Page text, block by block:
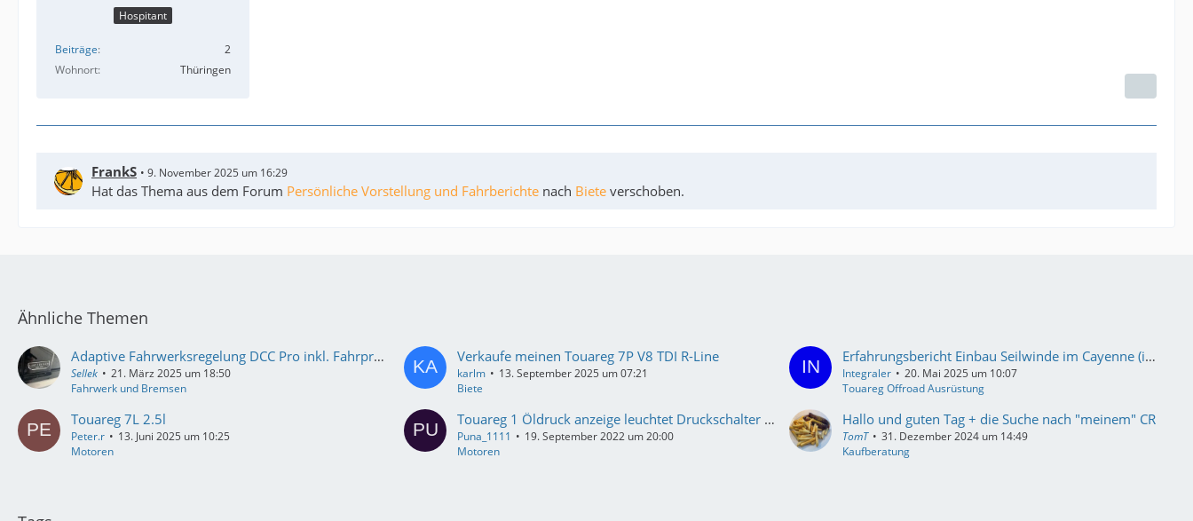
Hospitant
Beiträge
2
Wohnort
Thüringen
FrankS 9. November 2025 um 16:29
Hat das Thema aus dem Forum Persönliche Vorstellung und Fahrberichte nach Biete verschoben.
Ähnliche Themen
Adaptive Fahrwerksregelung DCC Pro inkl. Fahrprofilauswahl
Sellek
21. März 2025 um 18:50
Fahrwerk und Bremsen
Verkaufe meinen Touareg 7P V8 TDI R-Line
karlm
13. September 2025 um 07:21
Biete
Erfahrungsbericht Einbau Seilwinde im Cayenne (ist ja quasi ein Touareg :-) )
Integraler
20. Mai 2025 um 10:07
Touareg Offroad Ausrüstung
Touareg 7L 2.5l
Peter.r
13. Juni 2025 um 10:25
Motoren
Touareg 1 Öldruck anzeige leuchtet Druckschalter ist neu
Puna_1111
19. September 2022 um 20:00
Motoren
Hallo und guten Tag + die Suche nach "meinem" CR
TomT
31. Dezember 2024 um 14:49
Kaufberatung